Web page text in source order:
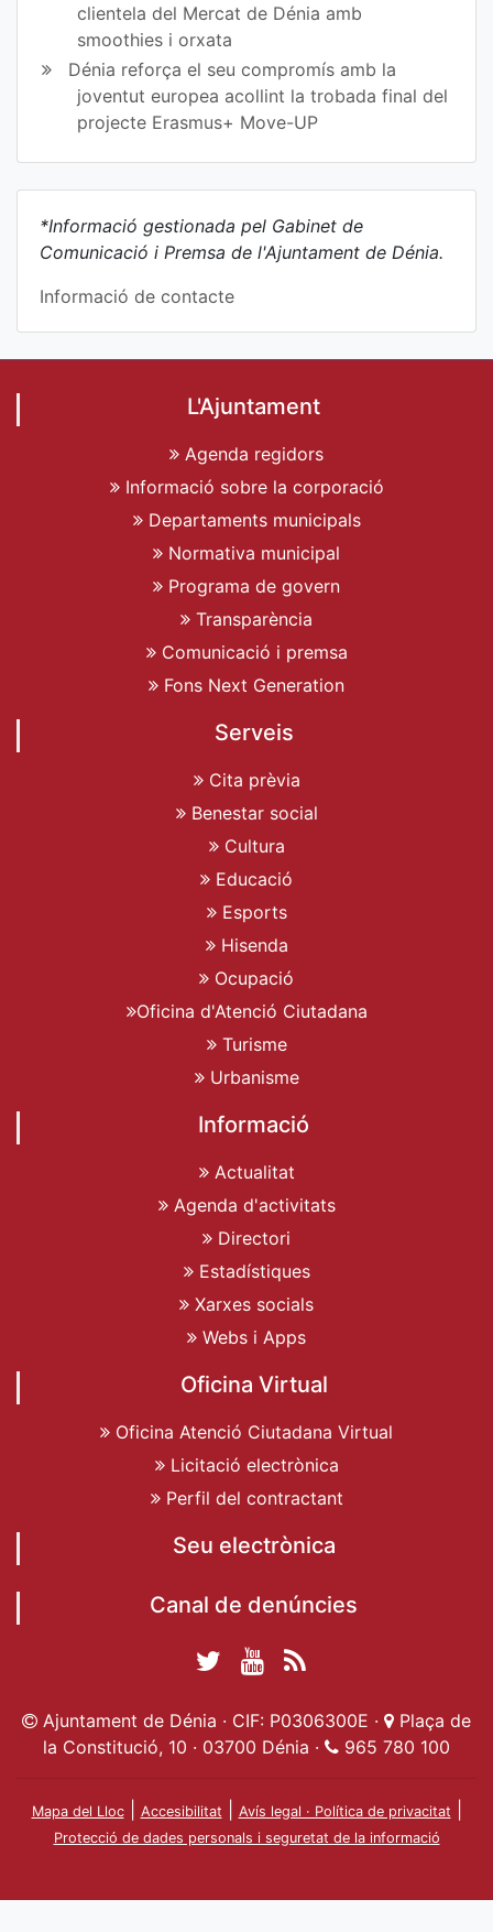
clientela del Mercat de Dénia amb
smoothies i orxata
Dénia reforça el seu compromís amb la
joventut europea acollint la trobada final del
projecte Erasmus+ Move-UP
*Informació gestionada pel Gabinet de
Comunicació i Premsa de l'Ajuntament de Dénia.
Informació de contacte
L'Ajuntament
Agenda regidors
Informació sobre la corporació
Departaments municipals
Normativa municipal
Programa de govern
Transparència
Comunicació i premsa
Fons Next Generation
Serveis
Cita prèvia
Benestar social
Cultura
Educació
Esports
Hisenda
Ocupació
Oficina d'Atenció Ciutadana
Turisme
Urbanisme
Informació
Actualitat
Agenda d'activitats
Directori
Estadístiques
Xarxes socials
Webs i Apps
Oficina Virtual
Oficina Atenció Ciutadana Virtual
Licitació electrònica
Perfil del contractant
Seu electrònica
Canal de denúncies
de Dénia
Twitter Ajuntament
de Dénia
Ajuntament de
Dénia
Actualitat
Ajuntament
Ajuntament de Dénia · CIF: P0306300E ·
Plaça de
la Constitució, 10 · 03700 Dénia ·
965 780 100
Mapa del Lloc| Accesibilitat Avís legal · Política de privacitat
Protecció de dades personals i seguretat de la informació